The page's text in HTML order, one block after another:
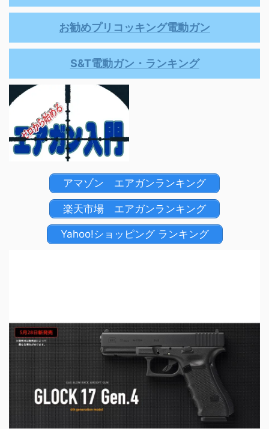
お勧めプリコッキング電動ガン
S&T電動ガン・ランキング
アマゾン エアガンランキング
楽天市場 エアガンランキング
Yahoo!ショッピング ランキング